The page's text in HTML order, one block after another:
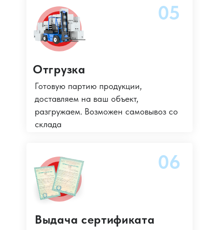
Выдача сертификата
06
Готовую партию продукции,
доставляем на ваш объект,
разгружаем. Возможен самовывоз со
склада
Отгрузка
05